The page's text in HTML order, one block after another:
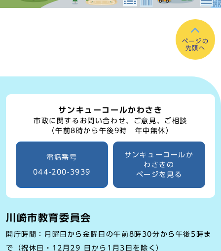
ページの
先頭へ
サンキューコールかわさき
市政に関するお問い合わせ、ご意見、ご相談
（午前8時から午後9時 年中無休）
電話番号
044-200-3939
サンキューコールか
わさきの
ページを見る
川崎市教育委員会
開庁時間：月曜日から金曜日の午前8時30分から午後5時ま
で（祝休日・12月29 日から1月3日を除く）